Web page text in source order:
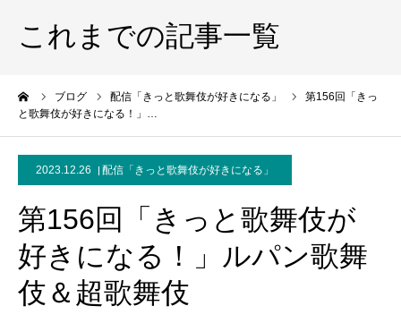
これまでの記事一覧
ブログ 配信「きっと歌舞伎が好きになる」
第156回「きっ
と歌舞伎が好きになる！」…
2023.12.26 配信「きっと歌舞伎が好きになる」
第156回「きっと歌舞伎が
好きになる！」ルパン歌舞
伎＆超歌舞伎